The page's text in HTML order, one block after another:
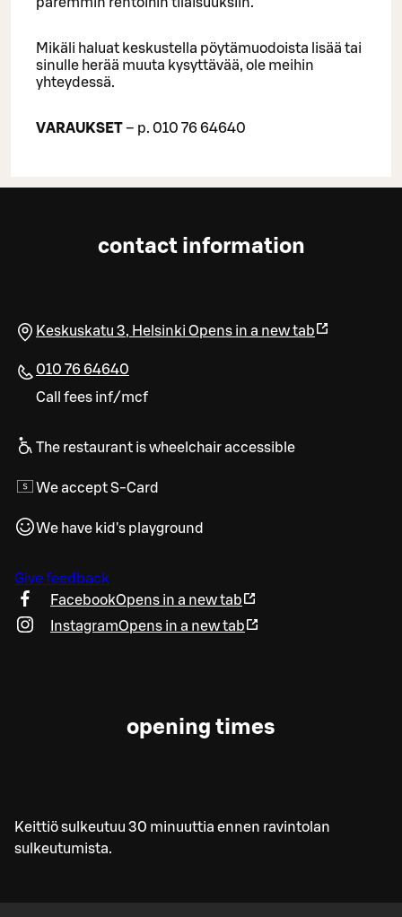
Mikäli haluat keskustella pöytämuodoista lisää tai
sinulle herää muuta kysyttävää, ole meihin
yhteydessä.
VARAUKSET – p. 010 76 64640
contact information
Keskuskatu 3, Helsinki Opens in a new tab
010 76 64640
Call fees inf/mcf
The restaurant is wheelchair accessible
We accept S-Card
We have kid's playground
Give feedback
FacebookOpens in a new tab
InstagramOpens in a new tab
opening times
Keittiö sulkeutuu 30 minuuttia ennen ravintolan
sulkeutumista.